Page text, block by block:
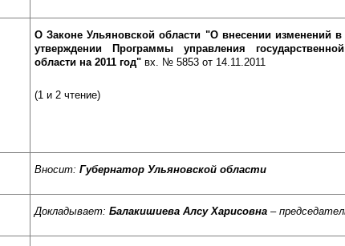
О Законе Ульяновской области "О внесении изменений
утверждении Программы управления
области на 2011 год" вх. № 5853 от 14.11.2011
(1 и 2 чтение)
Вносит: Губернатор Ульяновской области
Докладывает: Балакишиева Алсу Харисовна –